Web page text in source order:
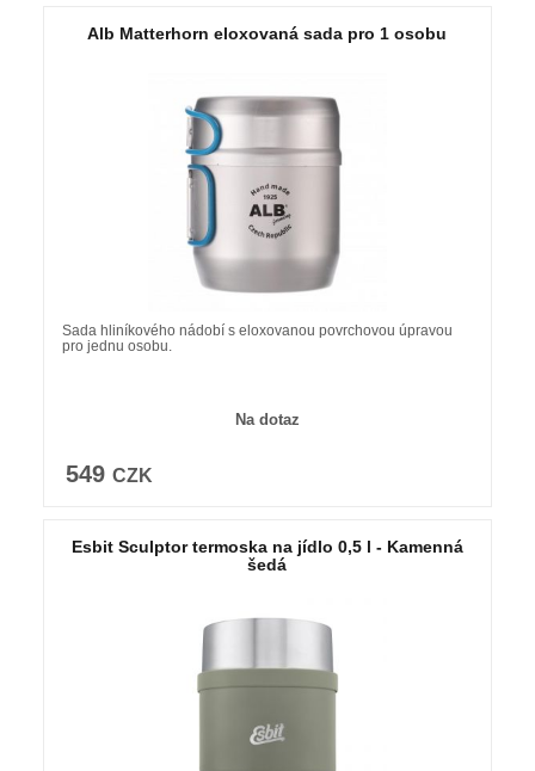
Alb Matterhorn eloxovaná sada pro 1 osobu
Sada hliníkového nádobí s eloxovanou povrchovou úpravou
pro jednu osobu.
Na dotaz
549 CZK
Esbit Sculptor termoska na jídlo 0,5 l - Kamenná
šedá